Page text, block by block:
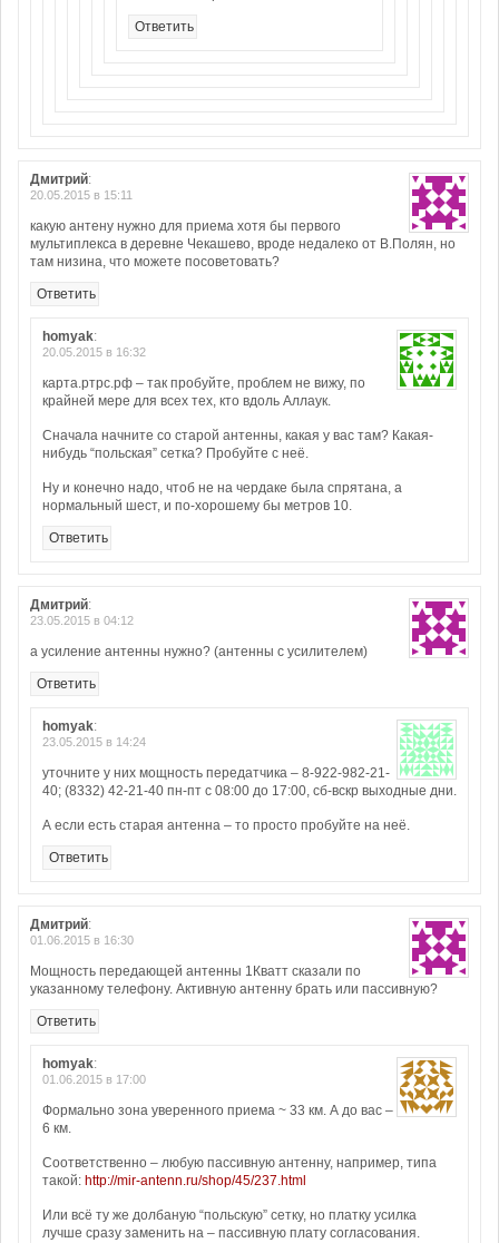
Ответить
Дмитрий:
20.05.2015 в 15:11
какую антену нужно для приема хотя бы первого
мультиплекса в деревне Чекашево, вроде недалеко от В.Полян, но
там низина, что можете посоветовать?
Ответить
homyak:
20.05.2015 в 16:32
карта.ртрс.рф – так пробуйте, проблем не вижу, по
крайней мере для всех тех, кто вдоль Аллаук.
Сначала начните со старой антенны, какая у вас там? Какая-
нибудь “польская” сетка? Пробуйте с неё.
Ну и конечно надо, чтоб не на чердаке была спрятана, а
нормальный шест, и по-хорошему бы метров 10.
Ответить
Дмитрий:
23.05.2015 в 04:12
а усиление антенны нужно? (антенны с усилителем)
Ответить
homyak:
23.05.2015 в 14:24
уточните у них мощность передатчика – 8-922-982-21-
40; (8332) 42-21-40 пн-пт с 08:00 до 17:00, сб-вскр выходные дни.
А если есть старая антенна – то просто пробуйте на неё.
Ответить
Дмитрий:
01.06.2015 в 16:30
Мощность передающей антенны 1Кватт сказали по
указанному телефону. Активную антенну брать или пассивную?
Ответить
homyak:
01.06.2015 в 17:00
Формально зона уверенного приема ~ 33 км. А до вас –
6 км.
Соответственно – любую пассивную антенну, например, типа
такой: http://mir-antenn.ru/shop/45/237.html
Или всё ту же долбаную “польскую” сетку, но платку усилка
лучше сразу заменить на – пассивную плату согласования.